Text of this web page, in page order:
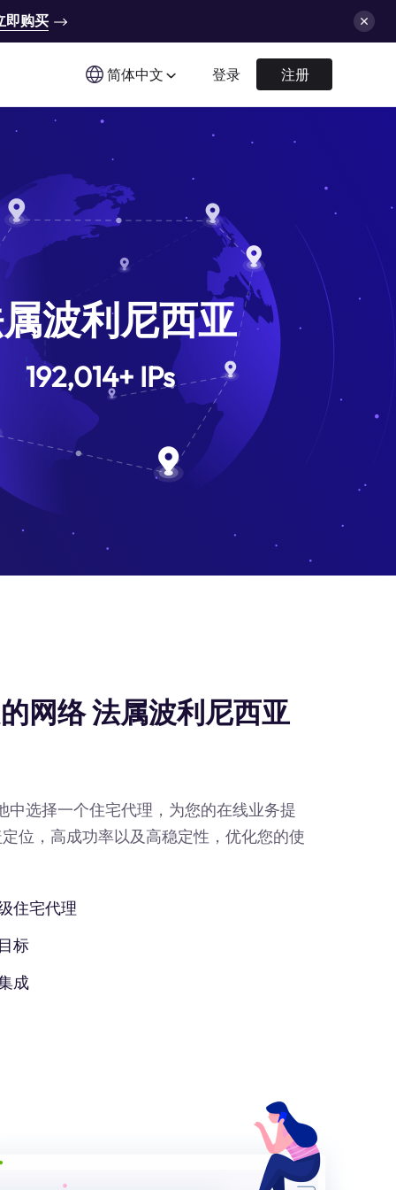
即购买
简体中文 登录 注册
波利尼西亚
192,014+ IPs
网络 法属波利尼西亚
选择一个住宅代理，为您的在线业务提
位，高成功率以及高稳定性，优化您的使
住宅代理
标
成